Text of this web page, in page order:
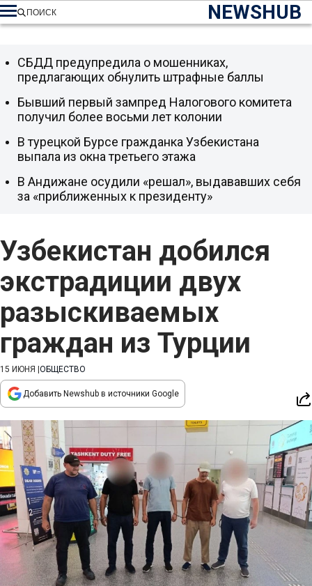
NEWSHUB
ПОИСК
Узбекистан добился
экстрадиции двух
разыскиваемых
граждан из Турции
15 ИЮНЯ ОБЩЕСТВО
Добавить Newshub в источники Google
СБДД предупредила о мошенниках,
предлагающих обнулить штрафные баллы
Бывший первый зампред Налогового комитета
получил более восьми лет колонии
В турецкой Бурсе гражданка Узбекистана
выпала из окна третьего этажа
В Андижане осудили «решал», выдававших себя
за «приближенных к президенту»